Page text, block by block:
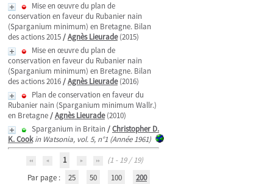
Mise en œuvre du plan de
conservation en faveur du Rubanier nain
(Sparganium minimum) en Bretagne. Bilan
des actions 2015/Agnès Lieurade(2015)
Mise en œuvre du plan de
conservation en faveur du Rubanier nain
(Sparganium minimum) en Bretagne. Bilan
des actions 2016/Agnès Lieurade(2016)
Plan de conservation en faveur du
Rubanier nain (Sparganium minimum Wallr.)
en Bretagne/Agnès Lieurade(2010)
Sparganium in Britain /Christopher D.
K. Cook in Watsonia, vol. 5, n°1 (Année 1961)
1
(1 - 19 / 19)
Par page :
25 50 100 200